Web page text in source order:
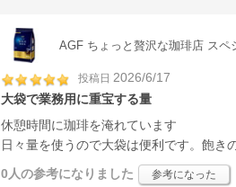
AGF ちょっと贅沢な珈琲店 スペ
投稿日 2026/6/17
大袋で業務用に重宝する量
休憩時間に珈琲を淹れています
日々量を使うので大袋は便利です。飽き
0人の参考になりました 参考になった